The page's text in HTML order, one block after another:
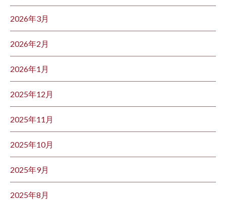
2026年3月
2026年2月
2026年1月
2025年12月
2025年11月
2025年10月
2025年9月
2025年8月